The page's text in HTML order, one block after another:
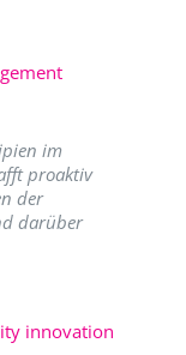
im
proaktiv
der
darüber
innovation